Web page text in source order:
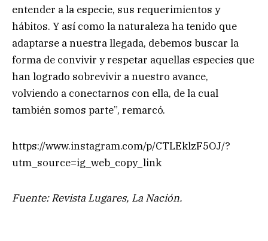
entender a la especie, sus requerimientos y
hábitos. Y así como la naturaleza ha tenido que
adaptarse a nuestra llegada, debemos buscar la
forma de convivir y respetar aquellas especies que
han logrado sobrevivir a nuestro avance,
volviendo a conectarnos con ella, de la cual
también somos parte”, remarcó.
https://www.instagram.com/p/CTLEklzF5OJ/?
utm_source=ig_web_copy_link
Fuente: Revista Lugares, La Nación.